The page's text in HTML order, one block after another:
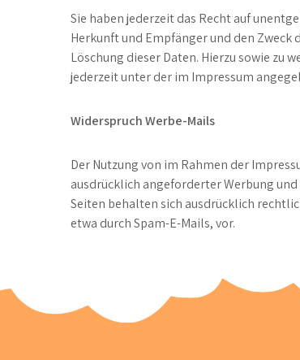
Sie haben jederzeit das Recht auf
Herkunft und Empfänger und den
Löschung dieser Daten. Hierzu sowie zu
jederzeit unter der im Impressum
Widerspruch Werbe-Mails
Der Nutzung von im Rahmen der
ausdrücklich angeforderter Werbung
Seiten behalten sich ausdrücklich
etwa durch Spam-E-Mails, vor.